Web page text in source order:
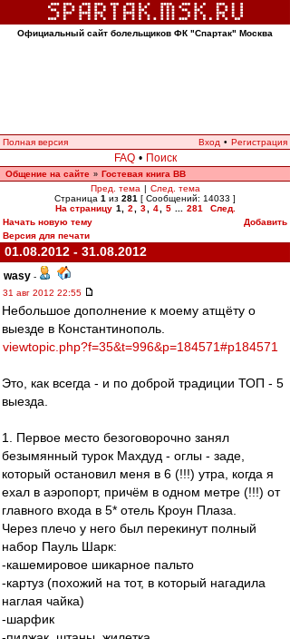
Официальный сайт болельщиков ФК "Спартак" Москва
Полная версия Вход • Регистрация
FAQ • Поиск
Общение на сайте » Гостевая книга ВВ
Пред. тема | След. тема
Страница 1 из 281 [ Сообщений: 14033 ]
На страницу 1 2 3 4 5 281
След.
Начать новую тему
Добавить
Версия для печати
01.08.2012 - 31.08.2012
wasy -
31 авг 2012 22:55
Небольшое дополнение к моему атщёту о
выезде в Константинополь.
viewtopic.php?f=35&t=996&p=184571#p184571
Это, как всегда - и по доброй традиции ТОП - 5
выезда.
1. Первое место безоговорочно занял
безымянный турок Махдуд - оглы - заде,
который остановил меня в 6 (!!!) утра, когда я
ехал в аэропорт, причём в одном метре (!!!) от
главного входа в 5* отель Кроун Плаза.
Через плечо у него был перекинут полный
набор Пауль Шарк:
-кашемировое шикарное пальто
-картуз (похожий на тот, в который нагадила
наглая чайка)
-шарфик